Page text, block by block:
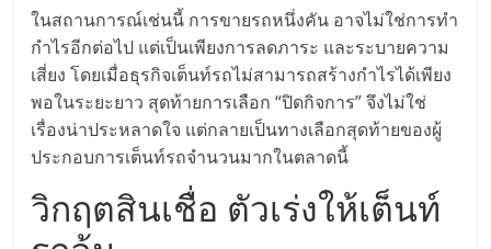
รน
ไชส์,
ศูนย์
รวม
แฟ
ไชส์
พร้อม
ทำเล
ในสถานการณ์เช่นนี้ การขายรถหนึ่งคัน อาจไม่ใช่การทำ
กำไรอีกต่อไป แต่เป็นเพียงการลดภาระ และระบายความ
เสี่ยง โดยเมื่อธุรกิจเต็นท์รถไม่สามารถสร้างกำไรได้เพียง
พอในระยะยาว สุดท้ายการเลือก “ปิดกิจการ” จึงไม่ใช่
เรื่องน่าประหลาดใจ แต่กลายเป็นทางเลือกสุดท้ายของผู้
ประกอบการเต็นท์รถจำนวนมากในตลาดนี้
วิกฤตสินเชื่อ ตัวเร่งให้เต็นท์